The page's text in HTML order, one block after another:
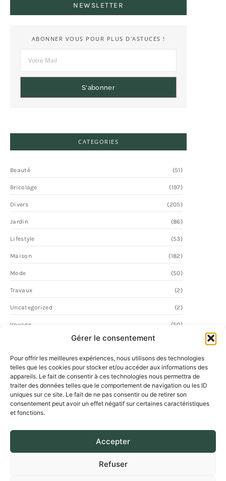
Gérer le consentement
Pour offrir les meilleures expériences, nous utilisons des technologies
telles que les cookies pour stocker et/ou accéder aux informations des
appareils. Le fait de consentir à ces technologies nous permettra de
traiter des données telles que le comportement de navigation ou les ID
uniques sur ce site. Le fait de ne pas consentir ou de retirer son
consentement peut avoir un effet négatif sur certaines caractéristiques
et fonctions.
Accepter
Refuser
NEWSLETTER
ABONNER VOUS POUR PLUS D'ASTUCES !
S'abonner
CATEGORIES
Beauté (51)
Bricolage (197)
Divers (205)
Jardin (86)
Lifestyle (53)
Maison (182)
Mode (50)
Travaux (2)
Uncategorized (2)
Voyage (50)